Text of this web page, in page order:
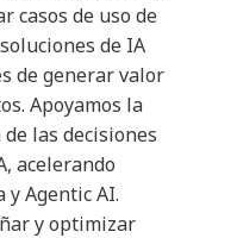
casos de uso de
de IA
de generar valor
Apoyamos la
las decisiones
acelerando
y Agentic AI.
y optimizar